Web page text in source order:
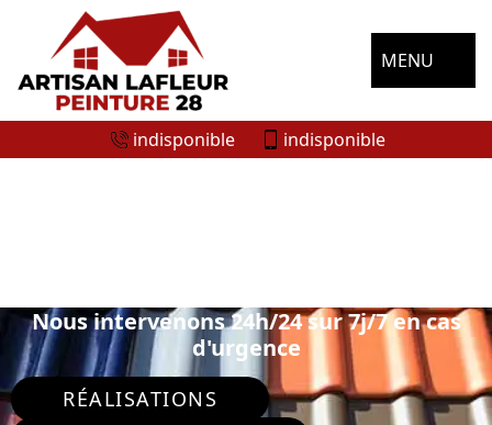
MENU
indisponible indisponible
Nous intervenons 24h/24 sur 7j/7 en cas
d'urgence
RÉALISATIONS